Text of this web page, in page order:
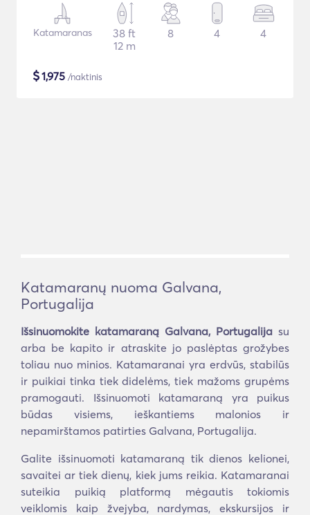
Katamaranas
38 ft
12 m
8 4 4
$1,975 /naktinis
Katamaranų nuoma Galvana,
Portugalija
Išsinuomokite katamaraną Galvana, Portugalija su
arba be kapito ir atraskite jo paslėptas grožybes
toliau nuo minios. Katamaranai yra erdvūs, stabilūs
ir puikiai tinka tiek didelėms, tiek mažoms grupėms
pramogauti. Išsinuomoti katamaraną yra puikus
būdas visiems, ieškantiems malonios ir
nepamirštamos patirties Galvana, Portugalija.
Galite išsinuomoti katamaraną tik dienos kelionei,
savaitei ar tiek dienų, kiek jums reikia. Katamaranai
suteikia puikią platformą mėgautis tokiomis
veiklomis kaip žvejyba, nardymas, ekskursijos ir